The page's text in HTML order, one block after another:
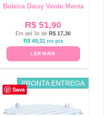
Boleira Daisy Verde Menta
R$ 51,90
Em até 3x de R$ 17,30
R$49,31 no pix
LER MAIS
Save
PRONTA ENTREGA